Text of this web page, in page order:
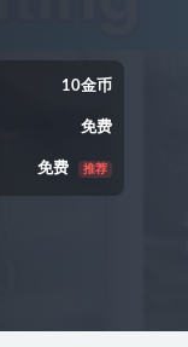
10金币
免费
免费 推荐